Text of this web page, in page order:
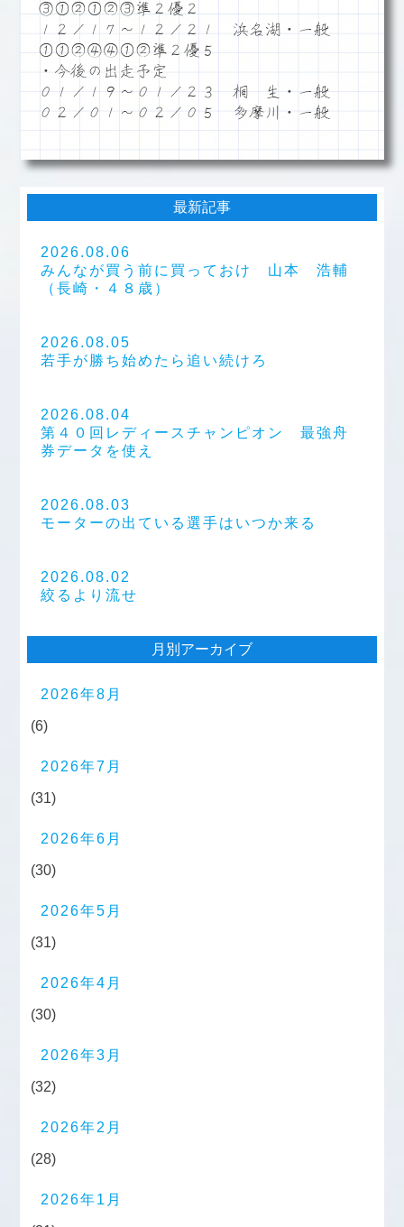
③①②①②③準２優２
１２／１７～１２／２１ 浜名湖・一般
①①②④④①②準２優５
・今後の出走予定
０１／１９～０１／２３ 桐 生・一般
０２／０１～０２／０５ 多摩川・一般
最新記事
2026.08.06
みんなが買う前に買っておけ 山本 浩輔
（長崎・４８歳）
2026.08.05
若手が勝ち始めたら追い続けろ
2026.08.04
第４０回レディースチャンピオン 最強舟
券データを使え
2026.08.03
モーターの出ている選手はいつか来る
2026.08.02
絞るより流せ
月別アーカイブ
2026年8月
(6)
2026年7月
(31)
2026年6月
(30)
2026年5月
(31)
2026年4月
(30)
2026年3月
(32)
2026年2月
(28)
2026年1月